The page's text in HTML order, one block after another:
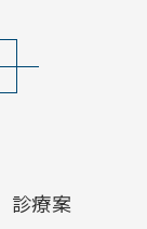
診療案